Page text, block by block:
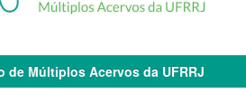
de Múltiplos Acervos da UFRRJ